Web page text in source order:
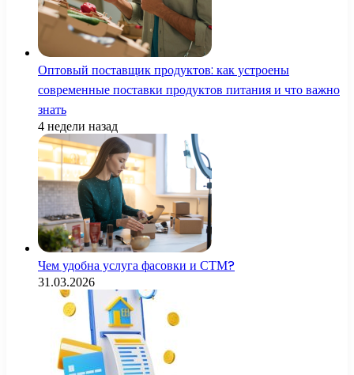
Оптовый поставщик продуктов: как устроены
современные поставки продуктов питания и что важно
знать
4 недели назад
Чем удобна услуга фасовки и СТМ?
31.03.2026